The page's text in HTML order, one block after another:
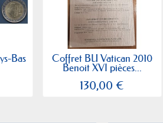
Bas Coffret BU Vatican 2010
Benoit XVI pièces...
130,00 €